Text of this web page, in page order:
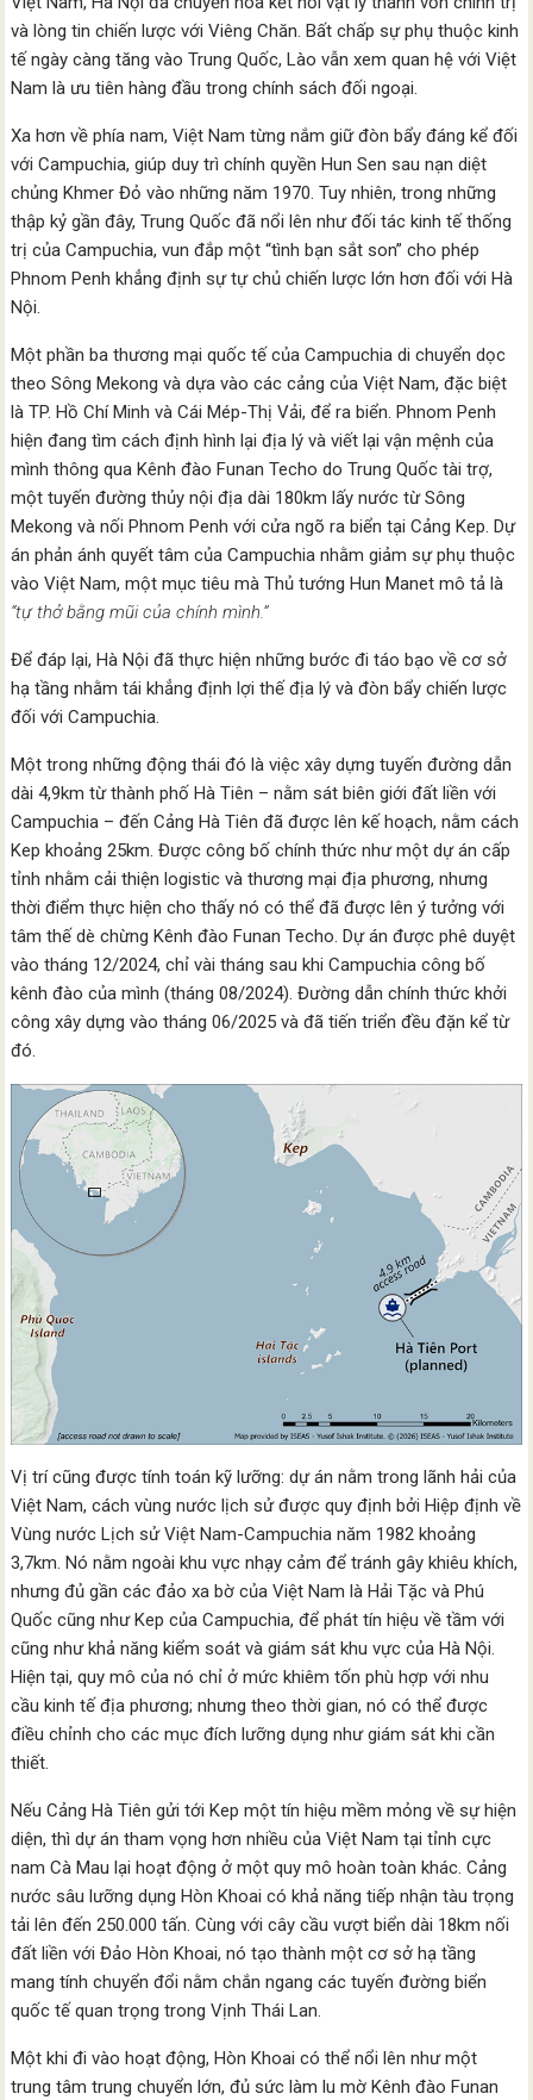
và lòng tin chiến lược với Viêng Chăn. Bất chấp sự phụ thuộc kinh
tế ngày càng tăng vào Trung Quốc, Lào vẫn xem quan hệ với Việt
Nam là ưu tiên hàng đầu trong chính sách đối ngoại.
Xa hơn về phía nam, Việt Nam từng nắm giữ đòn bẩy đáng kể đối
với Campuchia, giúp duy trì chính quyền Hun Sen sau nạn diệt
chủng Khmer Đỏ vào những năm 1970. Tuy nhiên, trong những
thập kỷ gần đây, Trung Quốc đã nổi lên như đối tác kinh tế thống
trị của Campuchia, vun đắp một “tình bạn sắt son” cho phép
Phnom Penh khẳng định sự tự chủ chiến lược lớn hơn đối với Hà
Nội.
Một phần ba thương mại quốc tế của Campuchia di chuyển dọc
theo Sông Mekong và dựa vào các cảng của Việt Nam, đặc biệt
là TP. Hồ Chí Minh và Cái Mép-Thị Vải, để ra biển. Phnom Penh
hiện đang tìm cách định hình lại địa lý và viết lại vận mệnh của
mình thông qua Kênh đào Funan Techo do Trung Quốc tài trợ,
một tuyến đường thủy nội địa dài 180km lấy nước từ Sông
Mekong và nối Phnom Penh với cửa ngõ ra biển tại Cảng Kep. Dự
án phản ánh quyết tâm của Campuchia nhằm giảm sự phụ thuộc
vào Việt Nam, một mục tiêu mà Thủ tướng Hun Manet mô tả là
“tự thở bằng mũi của chính mình.”
Để đáp lại, Hà Nội đã thực hiện những bước đi táo bạo về cơ sở
hạ tầng nhằm tái khẳng định lợi thế địa lý và đòn bẩy chiến lược
đối với Campuchia.
Một trong những động thái đó là việc xây dựng tuyến đường dẫn
dài 4,9km từ thành phố Hà Tiên – nằm sát biên giới đất liền với
Campuchia – đến Cảng Hà Tiên đã được lên kế hoạch, nằm cách
Kep khoảng 25km. Được công bố chính thức như một dự án cấp
tỉnh nhằm cải thiện logistic và thương mại địa phương, nhưng
thời điểm thực hiện cho thấy nó có thể đã được lên ý tưởng với
tâm thế dè chừng Kênh đào Funan Techo. Dự án được phê duyệt
vào tháng 12/2024, chỉ vài tháng sau khi Campuchia công bố
kênh đào của mình (tháng 08/2024). Đường dẫn chính thức khởi
công xây dựng vào tháng 06/2025 và đã tiến triển đều đặn kể từ
đó.
Vị trí cũng được tính toán kỹ lưỡng: dự án nằm trong lãnh hải của
Việt Nam, cách vùng nước lịch sử được quy định bởi Hiệp định về
Vùng nước Lịch sử Việt Nam-Campuchia năm 1982 khoảng
3,7km. Nó nằm ngoài khu vực nhạy cảm để tránh gây khiêu khích,
nhưng đủ gần các đảo xa bờ của Việt Nam là Hải Tặc và Phú
Quốc cũng như Kep của Campuchia, để phát tín hiệu về tầm với
cũng như khả năng kiểm soát và giám sát khu vực của Hà Nội.
Hiện tại, quy mô của nó chỉ ở mức khiêm tốn phù hợp với nhu
cầu kinh tế địa phương; nhưng theo thời gian, nó có thể được
điều chỉnh cho các mục đích lưỡng dụng như giám sát khi cần
thiết.
Nếu Cảng Hà Tiên gửi tới Kep một tín hiệu mềm mỏng về sự hiện
diện, thì dự án tham vọng hơn nhiều của Việt Nam tại tỉnh cực
nam Cà Mau lại hoạt động ở một quy mô hoàn toàn khác. Cảng
nước sâu lưỡng dụng Hòn Khoai có khả năng tiếp nhận tàu trọng
tải lên đến 250.000 tấn. Cùng với cây cầu vượt biển dài 18km nối
đất liền với Đảo Hòn Khoai, nó tạo thành một cơ sở hạ tầng
mang tính chuyển đổi nằm chắn ngang các tuyến đường biển
quốc tế quan trọng trong Vịnh Thái Lan.
Một khi đi vào hoạt động, Hòn Khoai có thể nổi lên như một
trung tâm trung chuyển lớn, đủ sức làm lu mờ Kênh đào Funan